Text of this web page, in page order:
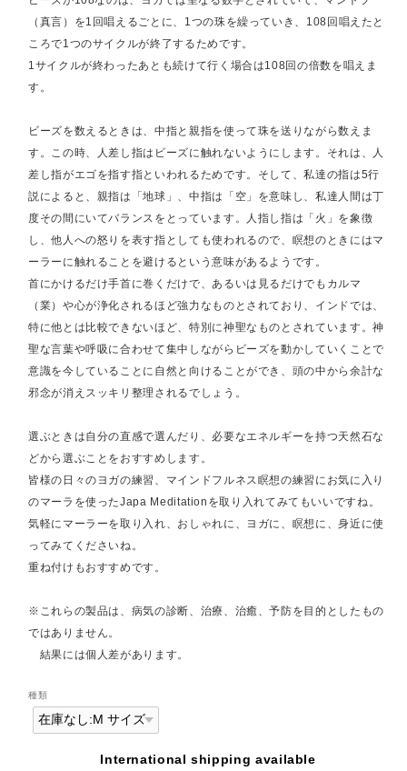
（真言）を1回唱えるごとに、1つの珠を繰っていき、108回唱えたと
ころで1つのサイクルが終了するためです。
1サイクルが終わったあとも続けて行く場合は108回の倍数を唱えま
す。
ビーズを数えるときは、中指と親指を使って珠を送りながら数えま
す。この時、人差し指はビーズに触れないようにします。それは、人
差し指がエゴを指す指といわれるためです。そして、私達の指は5行
説によると、親指は「地球」、中指は「空」を意味し、私達人間は丁
度その間にいてバランスをとっています。人指し指は「火」を象徴
し、他人への怒りを表す指としても使われるので、瞑想のときにはマ
ーラーに触れることを避けるという意味があるようです。
首にかけるだけ手首に巻くだけで、あるいは見るだけでもカルマ
（業）や心が浄化されるほど強力なものとされており、インドでは、
特に他とは比較できないほど、特別に神聖なものとされています。神
聖な言葉や呼吸に合わせて集中しながらビーズを動かしていくことで
意識を今していることに自然と向けることができ、頭の中から余計な
邪念が消えスッキリ整理されるでしょう。
選ぶときは自分の直感で選んだり、必要なエネルギーを持つ天然石な
どから選ぶことをおすすめします。
皆様の日々のヨガの練習、マインドフルネス瞑想の練習にお気に入り
のマーラを使ったJapa Meditationを取り入れてみてもいいですね。
気軽にマーラーを取り入れ、おしゃれに、ヨガに、瞑想に、身近に使
ってみてくださいね。
重ね付けもおすすめです。
※これらの製品は、病気の診断、治療、治癒、予防を目的としたもの
ではありません。
結果には個人差があります。
種類
International shipping available